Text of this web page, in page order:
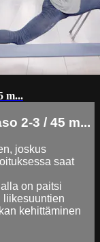
m...
2-3 / 45 m...
joskus
saat
on paitsi
liikesuuntien
kehittäminen